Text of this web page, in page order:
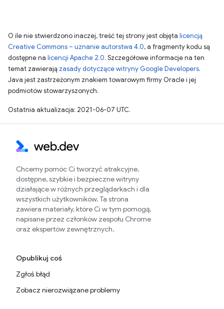
O ile nie stwierdzono inaczej, treść tej strony jest objęta licencją
Creative Commons – uznanie autorstwa 4.0, a fragmenty kodu są
dostępne na licencji Apache 2.0. Szczegółowe informacje na ten
temat zawierają zasady dotyczące witryny Google Developers.
Java jest zastrzeżonym znakiem towarowym firmy Oracle i jej
podmiotów stowarzyszonych.
Ostatnia aktualizacja: 2021-06-07 UTC.
Chcemy pomóc Ci tworzyć atrakcyjne,
dostępne, szybkie i bezpieczne witryny
działające w różnych przeglądarkach i dla
wszystkich użytkowników. Ta strona
zawiera materiały, które Ci w tym pomogą,
napisane przez członków zespołu Chrome
oraz ekspertów zewnętrznych.
Opublikuj coś
Zgłoś błąd
Zobacz nierozwiązane problemy